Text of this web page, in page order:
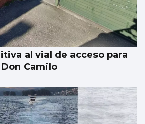
al vial de acceso para
Camilo